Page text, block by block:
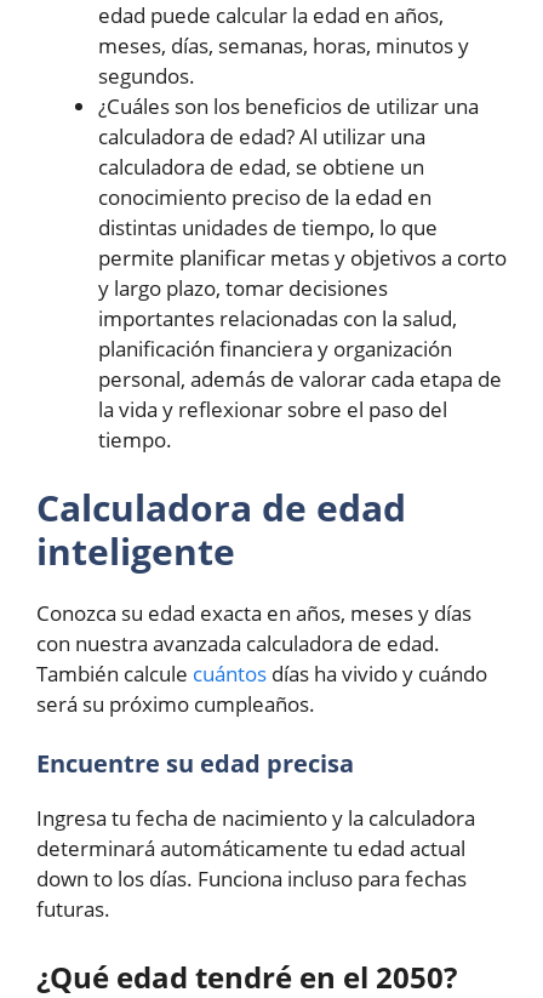
edad puede calcular la edad en años,
meses, días, semanas, horas, minutos y
segundos.
¿Cuáles son los beneficios de utilizar una
calculadora de edad? Al utilizar una
calculadora de edad, se obtiene un
conocimiento preciso de la edad en
distintas unidades de tiempo, lo que
permite planificar metas y objetivos a corto
y largo plazo, tomar decisiones
importantes relacionadas con la salud,
planificación financiera y organización
personal, además de valorar cada etapa de
la vida y reflexionar sobre el paso del
tiempo.
Calculadora de edad
inteligente
Conozca su edad exacta en años, meses y días
con nuestra avanzada calculadora de edad.
También calcule cuántos días ha vivido y cuándo
será su próximo cumpleaños.
Encuentre su edad precisa
Ingresa tu fecha de nacimiento y la calculadora
determinará automáticamente tu edad actual
down to los días. Funciona incluso para fechas
futuras.
¿Qué edad tendré en el 2050?